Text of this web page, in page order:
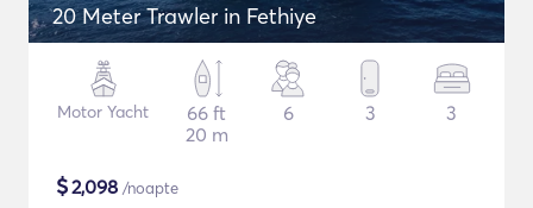
20 Meter Trawler in Fethiye
Motor Yacht
66 ft
20 m
6 3 3
$2,098 /noapte